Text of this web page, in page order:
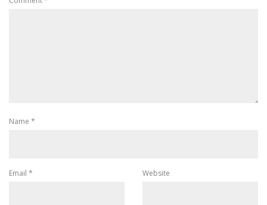
Name *
Email * Website